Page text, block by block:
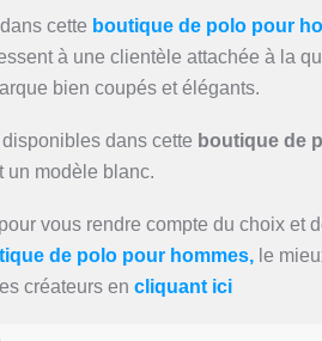
cette boutique de polo pour
à une clientèle attachée à la
bien coupés et élégants.
dans cette boutique de
un modèle blanc.
vous rendre compte du choix et
de polo pour hommes,le
créateurs en cliquant ici